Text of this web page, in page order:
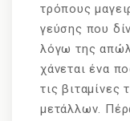
τρόπους
γεύσης που
λόγω της
χάνεται ένα
τις βιταμίνες
μετάλλων.